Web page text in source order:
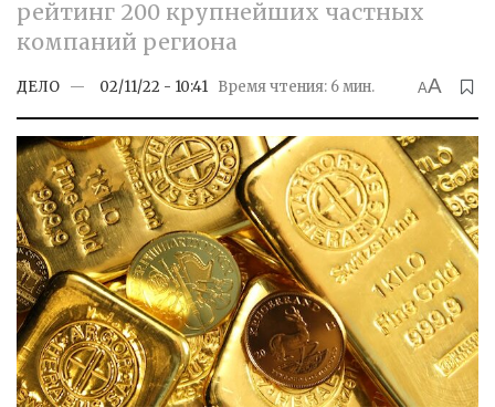
рейтинг 200 крупнейших частных
компаний региона
ДЕЛО 02/11/22 - 10:41 Время чтения: 6 мин. AA